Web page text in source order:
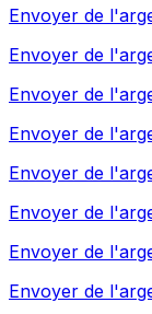
Envoyer de
Envoyer de
Envoyer de
Envoyer de
Envoyer de
Envoyer de
Envoyer de
Envoyer de